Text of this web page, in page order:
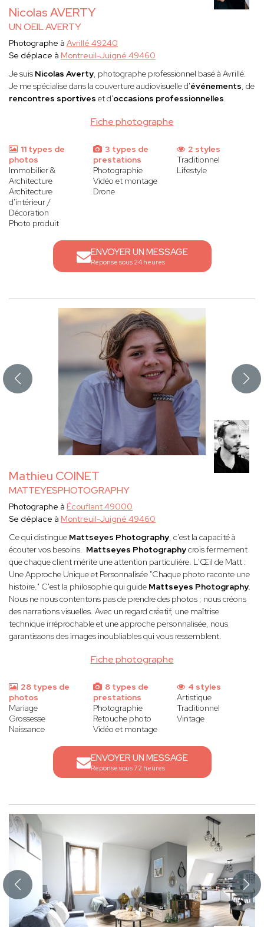
Nicolas AVERTY
UN OEIL AVERTY
Fiche photographe
Photographe à Avrillé 49240
Se déplace à Montreuil-Juigné 49460
Je suis Nicolas Averty, photographe professionnel basé à Avrillé.
Je me spécialise dans la couverture audiovisuelle d'événements, de
rencontres sportives et d'occasions professionnelles.
11 types de
photos
Immobilier &
Architecture
Architecture
d'intérieur /
Décoration
Photo produit
3 types de
prestations
Photographie
Vidéo et montage
Drone
2 styles
Traditionnel
Lifestyle
ENVOYER UN MESSAGE
Réponse sous 24 heures
Mathieu COINET
MATTEYESPHOTOGRAPHY
Fiche photographe
Photographe à Écouflant 49000
Se déplace à Montreuil-Juigné 49460
Ce qui distingue Mattseyes Photography, c'est la capacité à
écouter vos besoins. Mattseyes Photographycrois fermement
que chaque client mérite une attention particulière. L'Œil de Matt :
Une Approche Unique et Personnalisée "Chaque photo raconte une
histoire." C'est la philosophie qui guide Mattseyes Photography.
Nous ne nous contentons pas de prendre des photos ; nous créons
des narrations visuelles. Avec un regard créatif, une maîtrise
technique irréprochable et une approche personnalisée, nous
garantissons des images inoubliables qui vous ressemblent.
28 types de
photos
Mariage
Grossesse
Naissance
8 types de
prestations
Photographie
Retouche photo
Vidéo et montage
4 styles
Artistique
Traditionnel
Vintage
ENVOYER UN MESSAGE
Réponse sous 72 heures